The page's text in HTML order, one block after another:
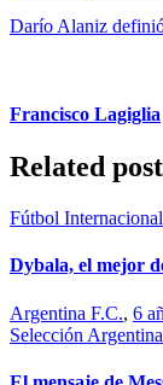
Darío Alaniz
Francisco Lagiglia
Related
Fútbol Internacional
Dybala, el mejor
Argentina F.C., 6
Selección Argentina